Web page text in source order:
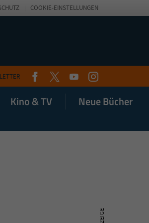
FACEBOOKTWITTERYOUTUBEINSTAGRAM
Kino & TV Neue Bücher
COOKIE-EINSTELLUNGEN